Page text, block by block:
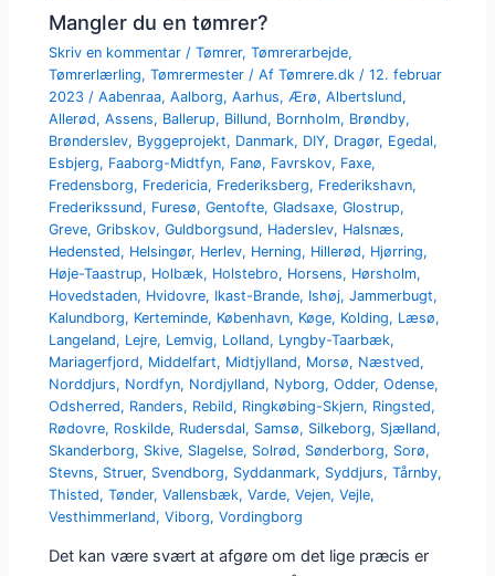
Mangler du en tømrer?
Skriv en kommentar /Tømrer,Tømrerarbejde,
Tømrerlærling,Tømrermester / AfTømrere.dk/12. februar
2023/Aabenraa,Aalborg,Aarhus,Ærø,Albertslund,
Allerød,Assens, Ballerup, Billund, Bornholm, Brøndby,
Brønderslev, Byggeprojekt, Danmark, DIY, Dragør, Egedal,
Esbjerg, Faaborg-Midtfyn, Fanø, Favrskov, Faxe,
Fredensborg, Fredericia, Frederiksberg, Frederikshavn,
Frederikssund, Furesø,Gentofte,Gladsaxe,Glostrup,
Greve,Gribskov,Guldborgsund, Haderslev, Halsnæs,
Hedensted, Helsingør, Herlev, Herning, Hillerød, Hjørring,
Høje-Taastrup, Holbæk, Holstebro, Horsens, Hørsholm,
Hovedstaden, Hvidovre, Ikast-Brande, Ishøj,Jammerbugt,
Kalundborg, Kerteminde, København, Køge, Kolding, Læsø,
Langeland, Lejre, Lemvig, Lolland, Lyngby-Taarbæk,
Mariagerfjord, Middelfart, Midtjylland, Morsø, Næstved,
Norddjurs, Nordfyn, Nordjylland, Nyborg,Odder,Odense,
Odsherred, Randers, Rebild, Ringkøbing-Skjern, Ringsted,
Rødovre, Roskilde, Rudersdal, Samsø, Silkeborg, Sjælland,
Skanderborg, Skive, Slagelse, Solrød, Sønderborg, Sorø,
Stevns, Struer, Svendborg, Syddanmark, Syddjurs,Tårnby,
Thisted,Tønder,Vallensbæk,Varde,Vejen,Vejle,
Vesthimmerland,Viborg,Vordingborg
Det kan være svært at afgøre om det lige præcis er